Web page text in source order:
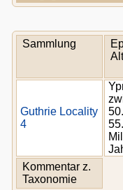
Sammlung
Guthrie Locality
4
Kommentar z.
Taxonomie